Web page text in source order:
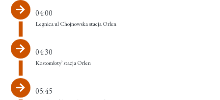
04:00
Legnica ul Chojnowska stacja Orlen
04:30
Kostomłoty` stacja Orlen
05:45